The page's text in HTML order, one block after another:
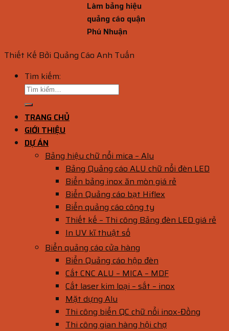
Làm bảng hiệu
quảng cáo quận
Phú Nhuận
Thiết Kế Bởi Quảng Cáo Anh Tuấn
Tìm kiếm:
TRANG CHỦ
GIỚI THIỆU
DỰ ÁN
Bảng hiệu chữ nổi mica – Alu
Bảng Quảng cáo ALU chữ nổi đèn LED
Biển bảng inox ăn mòn giá rẻ
Biển Quảng cáo bạt Hiflex
Biển quảng cáo công ty
Thiết kế – Thi công Bảng đèn LED giá rẻ
In UV kĩ thuật số
Biển quảng cáo cửa hàng
Biển Quảng cáo hộp đèn
Cắt CNC ALU – MICA – MDF
Cắt laser kim loại – sắt – inox
Mặt dựng Alu
Thi công biển QC chữ nổi inox-Đồng
Thi công gian hàng hội chợ